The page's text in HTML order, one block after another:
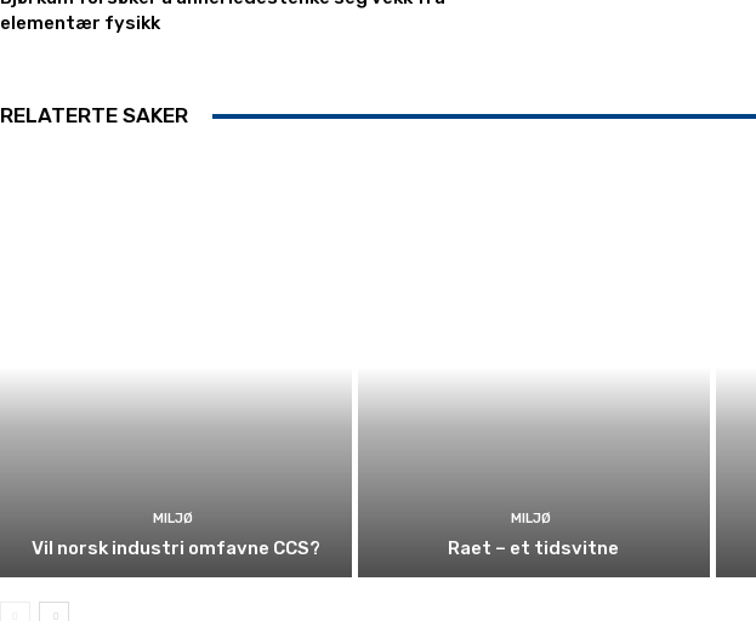
elementær fysikk
RELATERTE SAKER
MILJØ
Vil norsk industri omfavne CCS?
MILJØ
Raet – et tidsvitne